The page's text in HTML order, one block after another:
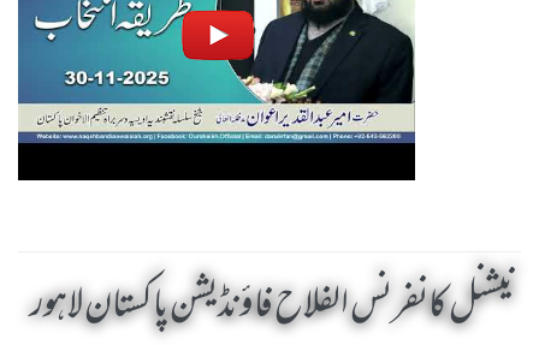
نیشنل کانفرنس الفلاح فاؤنڈیشن پاکستان لاہور